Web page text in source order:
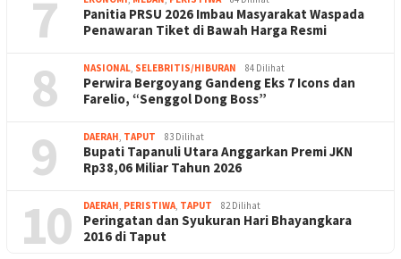
7
Panitia PRSU 2026 Imbau Masyarakat Waspada
Penawaran Tiket di Bawah Harga Resmi
8 NASIONAL, SELEBRITIS/HIBURAN 84 Dilihat
Perwira Bergoyang Gandeng Eks 7 Icons dan
Farelio, “Senggol Dong Boss”
9 DAERAH, TAPUT 83 Dilihat
Bupati Tapanuli Utara Anggarkan Premi JKN
Rp38,06 Miliar Tahun 2026
10 DAERAH, PERISTIWA, TAPUT 82 Dilihat
Peringatan dan Syukuran Hari Bhayangkara
2016 di Taput